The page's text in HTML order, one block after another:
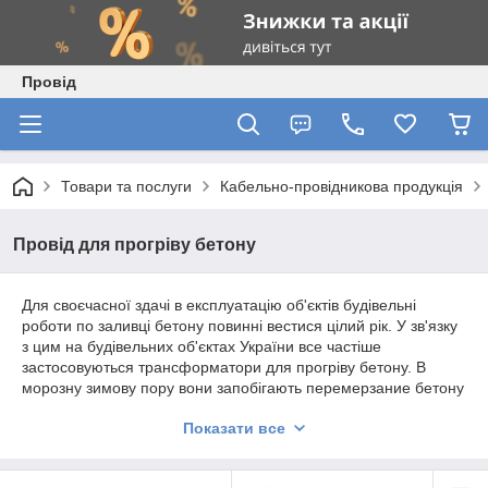
Провід
Товари та послуги Кабельно-провідникова продукція
Провід для прогріву бетону
Для своєчасної здачі в експлуатацію об'єктів будівельні
роботи по заливці бетону повинні вестися цілий рік. У зв'язку
з цим на будівельних об'єктах України все частіше
застосовуються трансформатори для прогріву бетону. В
морозну зимову пору вони запобігають перемерзание бетону
трансформаторів для прогріву бетону істотно зменшує
трансформатори для прогріву бетону не мають складну
Показати все